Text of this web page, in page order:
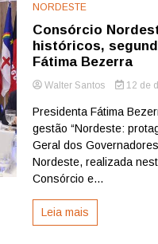
NORDESTE
Consórcio
históricos,
Fátima Bezerra
Walter Santos 12 de
Presidenta Fátima
gestão “Nordeste:
Geral dos
Nordeste, realizada
Consórcio e...
Leia mais